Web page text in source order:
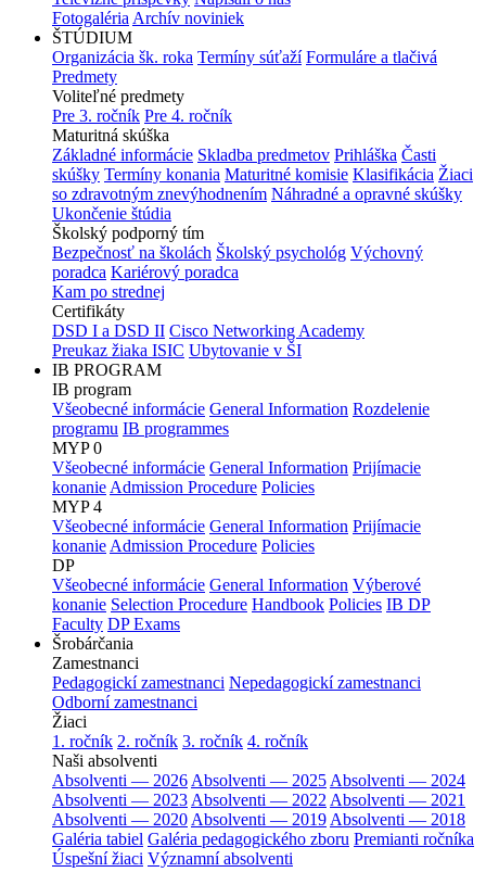
Fotogaléria Archív noviniek
ŠTÚDIUM
Organizácia šk. roka Termíny súťaží Formuláre a tlačivá
Predmety
Voliteľné predmety
Pre 3. ročník Pre 4. ročník
Maturitná skúška
Základné informácie Skladba predmetov Prihláška Časti
skúšky Termíny konania Maturitné komisie Klasifikácia Žiaci
so zdravotným znevýhodnením Náhradné a opravné skúšky
Ukončenie štúdia
Školský podporný tím
Bezpečnosť na školách Školský psychológ Výchovný
poradca Kariérový poradca
Kam po strednej
Certifikáty
DSD I a DSD II Cisco Networking Academy
Preukaz žiaka ISIC Ubytovanie v ŠI
IB PROGRAM
IB program
Všeobecné informácie General Information Rozdelenie
programu IB programmes
MYP 0
Všeobecné informácie General Information Prijímacie
konanie Admission Procedure Policies
MYP 4
Všeobecné informácie General Information Prijímacie
konanie Admission Procedure Policies
DP
Všeobecné informácie General Information Výberové
konanie Selection Procedure Handbook Policies IB DP
Faculty DP Exams
Šrobárčania
Zamestnanci
Pedagogickí zamestnanci Nepedagogickí zamestnanci
Odborní zamestnanci
Žiaci
1. ročník 2. ročník 3. ročník 4. ročník
Naši absolventi
Absolventi — 2026 Absolventi — 2025 Absolventi — 2024
Absolventi — 2023 Absolventi — 2022 Absolventi — 2021
Absolventi — 2020 Absolventi — 2019 Absolventi — 2018
Galéria tabiel Galéria pedagogického zboru Premianti ročníka
Úspešní žiaci Významní absolventi